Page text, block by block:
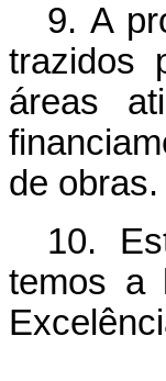
9. A
trazidos
áreas
de obras.
10.
temos a